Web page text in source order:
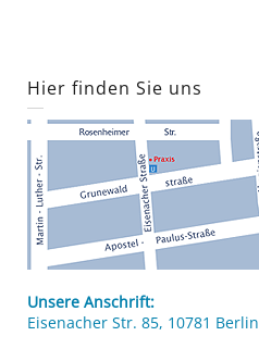
Hier finden Sie uns
Unsere Anschrift:
Eisenacher Str. 85, 10781 Berlin